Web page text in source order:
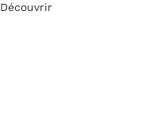
Découvrir